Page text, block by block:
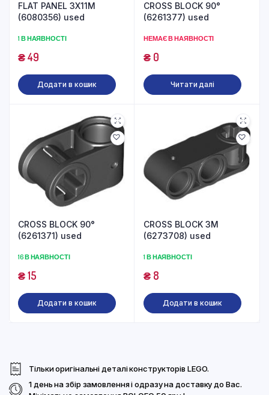
FLAT PANEL 3X11M
(6080356) used
1 В НАЯВНОСТІ
₴49
Додати в кошик
CROSS BLOCK 90°
(6261377) used
НЕМАЄ В НАЯВНОСТІ
₴0
Читати далі
CROSS BLOCK 90°
(6261371) used
16 В НАЯВНОСТІ
₴15
Додати в кошик
CROSS BLOCK 3M
(6273708) used
1 В НАЯВНОСТІ
₴8
Додати в кошик
Тільки оригінальні деталі конструкторів LEGO.
1 день на збір замовлення і одразу на доставку до Вас.